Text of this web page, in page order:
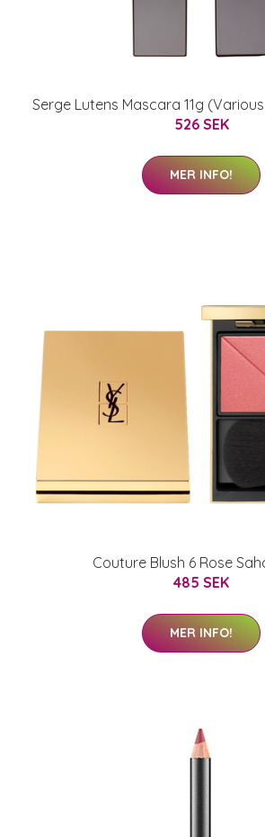
Serge Lutens Mascara 11g
526 SEK
MER INFO!
Couture Blush 6 Rose
485 SEK
MER INFO!